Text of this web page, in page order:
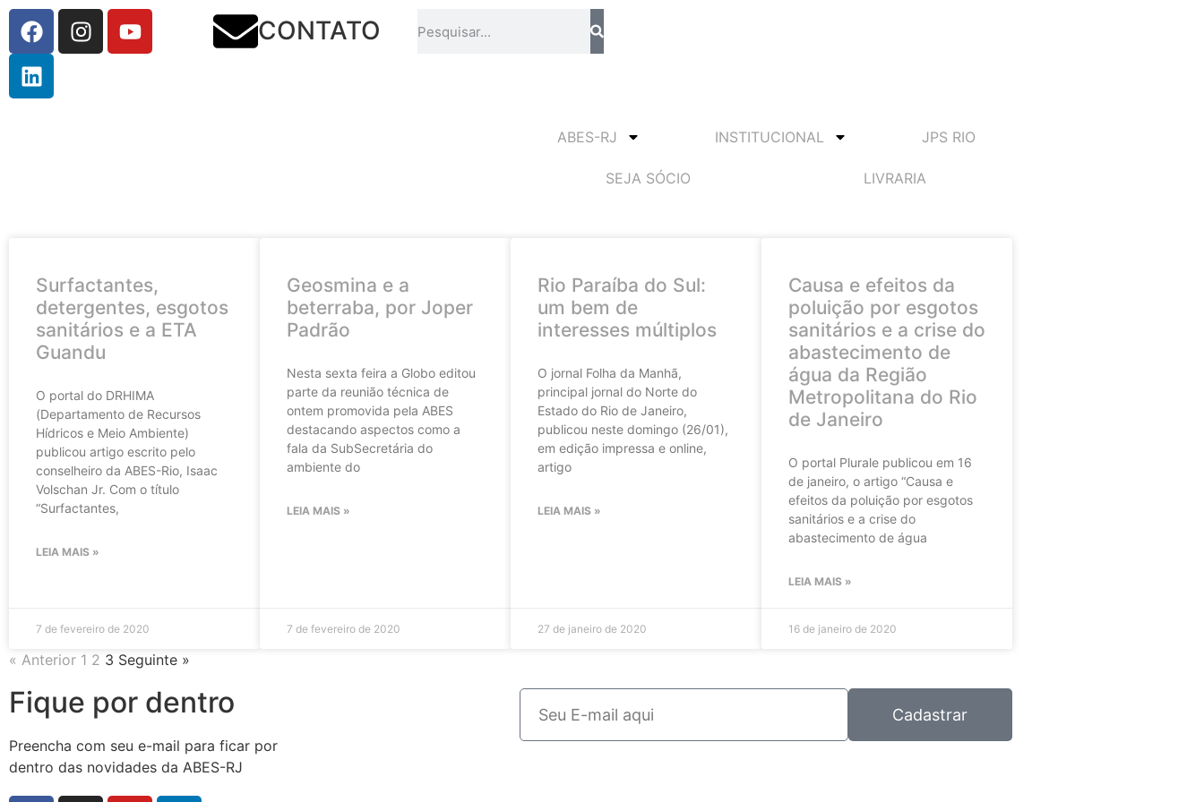
CONTATO
ABES-RJ INSTITUCIONAL JPS RIO
SEJA SÓCIO LIVRARIA
Surfactantes,
detergentes, esgotos
sanitários e a ETA
Guandu
O portal do DRHIMA
(Departamento de Recursos
Hídricos e Meio Ambiente)
publicou artigo escrito pelo
conselheiro da ABES-Rio, Isaac
Volschan Jr. Com o título
“Surfactantes,
LEIA MAIS »
7 de fevereiro de 2020
Geosmina e a
beterraba, por Joper
Padrão
Nesta sexta feira a Globo editou
parte da reunião técnica de
ontem promovida pela ABES
destacando aspectos como a
fala da SubSecretária do
ambiente do
LEIA MAIS »
7 de fevereiro de 2020
Rio Paraíba do Sul:
um bem de
interesses múltiplos
O jornal Folha da Manhã,
principal jornal do Norte do
Estado do Rio de Janeiro,
publicou neste domingo (26/01),
em edição impressa e online,
artigo
LEIA MAIS »
27 de janeiro de 2020
Causa e efeitos da
poluição por esgotos
sanitários e a crise do
abastecimento de
água da Região
Metropolitana do Rio
de Janeiro
O portal Plurale publicou em 16
de janeiro, o artigo “Causa e
efeitos da poluição por esgotos
sanitários e a crise do
abastecimento de água
LEIA MAIS »
16 de janeiro de 2020
« Anterior 1 2 3 Seguinte »
Fique por dentro
Preencha com seu e-mail para ficar por
dentro das novidades da ABES-RJ
Cadastrar